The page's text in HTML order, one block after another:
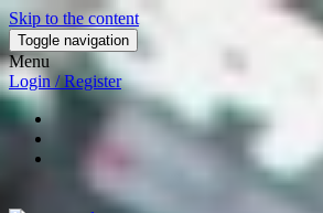
Skip to the content
Toggle navigation
Menu
Login / Register